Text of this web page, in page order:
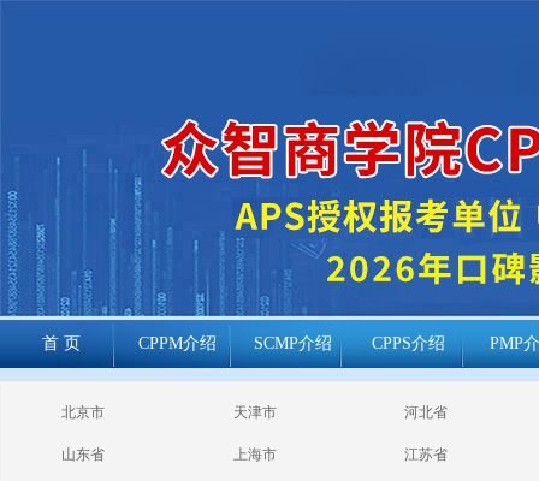
首 页 CPPM介绍 SCMP介绍 CPPS介绍 PMP
cppm报考常见
问题
北京市 天津市 河北省
山东省 上海市 江苏省